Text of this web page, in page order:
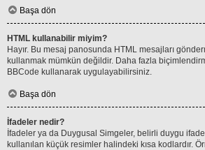
Başa dön
HTML kullanabilir miyim?
Hayır. Bu mesaj panosunda HTML mesajları
kullanmak mümkün değildir. Daha fazla
BBCode kullanarak uygulayabilirsiniz.
Başa dön
İfadeler nedir?
İfadeler ya da Duygusal Simgeler, belirli duygu
kullanılan küçük resimler halindeki kısa kodlardır.